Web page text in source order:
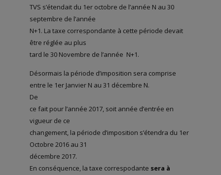
TVS s’étendait du 1er octobre de l’année N au 30
septembre de l’année
N+1. La taxe correspondante à cette période devait
être réglée au plus
tard le 30 Novembre de l’année N+1.
Désormais la période d’imposition sera comprise
entre le 1er Janvier N au 31 décembre N.
De
ce fait pour l’année 2017, soit année d’entrée en
vigueur de ce
changement, la période d’imposition s’étendra du 1er
Octobre 2016 au 31
décembre 2017.
En conséquence, la taxe correspodante sera à